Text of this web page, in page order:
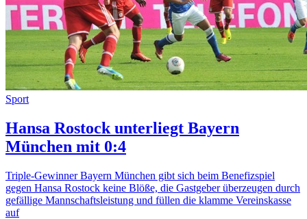
Sport
Hansa Rostock unterliegt Bayern
München mit 0:4
Triple-Gewinner Bayern München gibt sich beim Benefizspiel
gegen Hansa Rostock keine Blöße, die Gastgeber überzeugen durch
gefällige Mannschaftsleistung und füllen die klamme Vereinskasse
auf